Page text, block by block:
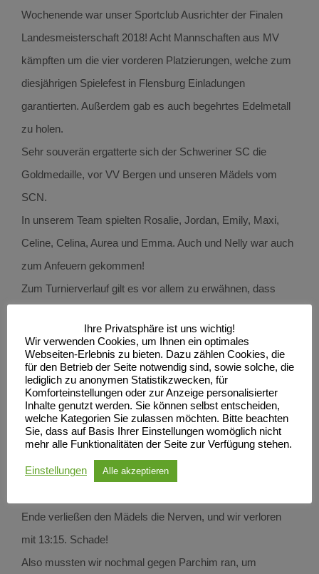
Wochenende war unser Sportclub Ausrichter der Finalen
Landesmeisterschaft 2018! Acht Mannschaften aus MV
kämpften um die vier vorderen Platzierungen, welche zum
diesjährigen Spielefest in Flensburg Einladungen
garantierten. Außerdem gab es auch begehrtes Edelmetall
zu holen.
Sehr souverän ergatterte sich der Schweriner SC die
Goldmedaille, vor VV Bergen und unseren Mädels vom
SCN.
In unserem Team spielten Rosalie, Jordan, Emily, Maxi,
Celine, Celina, Aurea und Emma. Auch und Nelly war auch
zum Anfeuern gekommen!
Zum Turnierverlauf gilt es vor allem zu erwähnen, dass
absolut verdient Gruppenerster wurde. Dann ging es im
Überkreuzvergleich gegen Bergen! Einen Gegner, welchen
wir in dieser Saison schon dreimal bezwangen. Doch
diesmal sollte es anders kommen. Der erste Satz wurde
am Anfang völlig verpennt, aber am Ende knapp an den
Gegner abgegeben. Der Zweite dann sehr sicher, sogar
einstellig gewonnen. Im Entscheidungssatz knüpften wir da
Ende verließen den Mädels die Nerven, und wir verloren
mit 13:15. Schade!
Also mussten wir nochmal gegen Parchim ran, um
Ihre Privatsphäre ist uns wichtig!
Wir verwenden Cookies, um Ihnen ein optimales
Webseiten-Erlebnis zu bieten. Dazu zählen Cookies, die
für den Betrieb der Seite notwendig sind, sowie solche, die
lediglich zu anonymen Statistikzwecken, für
Komforteinstellungen oder zur Anzeige personalisierter
Inhalte genutzt werden. Sie können selbst entscheiden,
welche Kategorien Sie zulassen möchten. Bitte beachten
Sie, dass auf Basis Ihrer Einstellungen womöglich nicht
mehr alle Funktionalitäten der Seite zur Verfügung stehen.
Einstellungen Alle akzeptieren